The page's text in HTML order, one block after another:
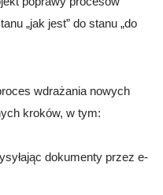
„jak jest” do stanu „do
wdrażania nowych
kroków, w tym:
dokumenty przez e-